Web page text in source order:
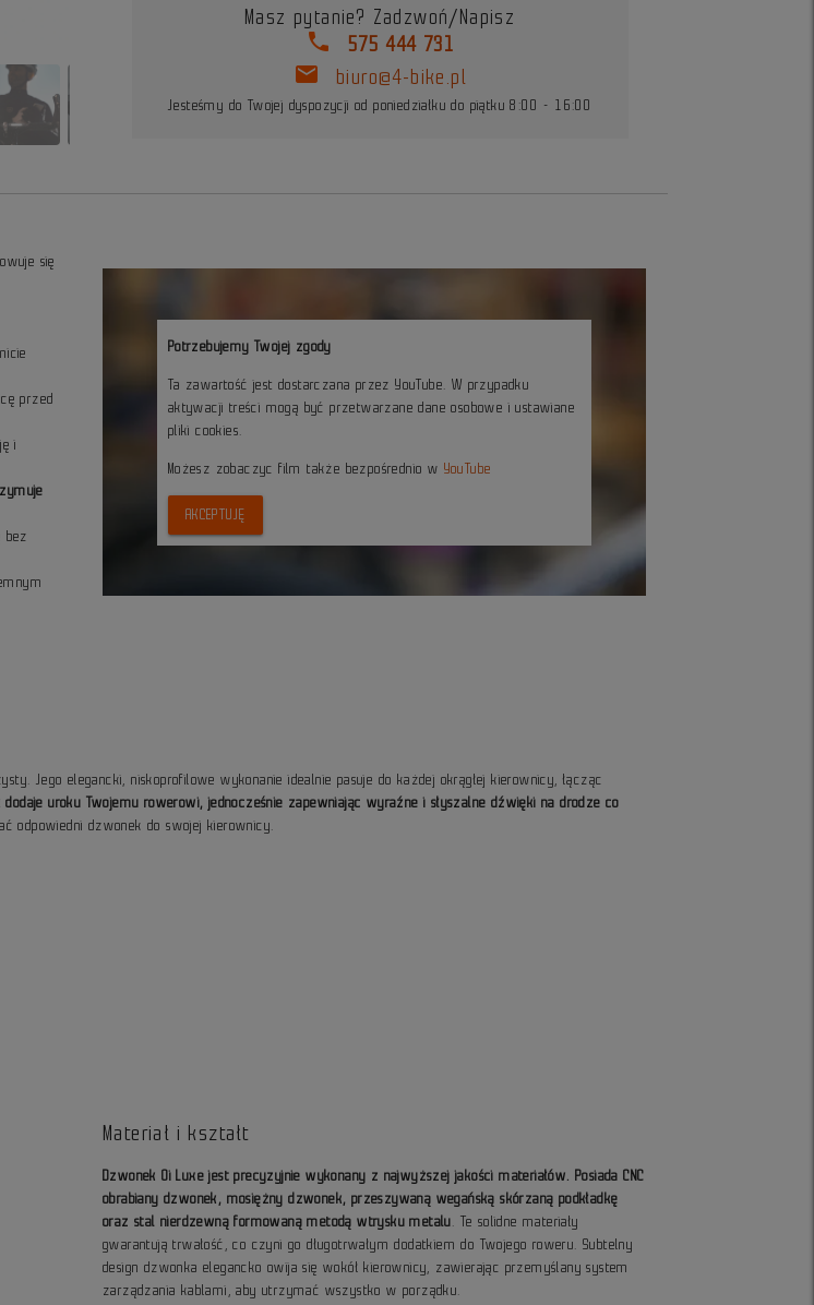
Masz pytanie? Zadzwoń/Napisz
phone 575 444 731
mail biuro@4-bike.pl
Jesteśmy do Twojej dyspozycji od poniedziałku do piątku 8:00 - 16:00
się
przed
i
bez
Potrzebujemy Twojej zgody
Ta zawartość jest dostarczana przez YouTube. W przypadku
aktywacji treści mogą być przetwarzane dane osobowe i ustawiane
pliki cookies.
Możesz zobaczyc film także bezpośrednio w YouTube
AKCEPTUJĘ
Jego elegancki, niskoprofilowe wykonanie idealnie pasuje do każdej okrągłej kierownicy, łącząc
uroku Twojemu rowerowi, jednocześnie zapewniając wyraźne i słyszalne dźwięki na drodze co
odpowiedni dzwonek do swojej kierownicy.
Materiał i kształt
Dzwonek Oi Luxe jest precyzyjnie wykonany z najwyższej jakości materiałów. Posiada CNC
obrabiany dzwonek, mosiężny dzwonek, przeszywaną wegańską skórzaną podkładkę
oraz stal nierdzewną formowaną metodą wtrysku metalu . Te solidne materiały
gwarantują trwałość, co czyni go długotrwałym dodatkiem do Twojego roweru. Subtelny
design dzwonka elegancko owija się wokół kierownicy, zawierając przemyślany system
zarządzania kablami, aby utrzymać wszystko w porządku.